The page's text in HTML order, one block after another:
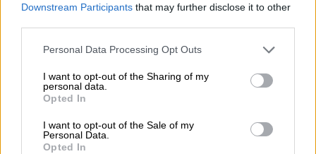
Downstream Participants that may further disclose it to other
Please note that this website/app uses one or more Google
not limited to your visit or usage behaviour. You may click to
grant or deny consent to Google and its third-party tags to
use your data for below specified purposes in below Google
consent section.
Personal Data Processing Opt Outs
I want to opt-out of the Sharing of my
personal data.
Opted In
I want to opt-out of the Sale of my
Personal Data.
Opted In
Αυτή η μετάβασηδεν απαιτεί την αγορά ή
προσθήκη οποιουδήποτε νέου
εξοπλισμούαλλά μόνον τον
επανασυντονισμό των τηλεοράσεων των
τηλεθεατών στις νέες συχνότητες
εκπομπής όλων των καναλιών. Τα επόμενα
βήματα της μετάβασης, έως και τον
Φεβρουάριο του 2021, βάσει των